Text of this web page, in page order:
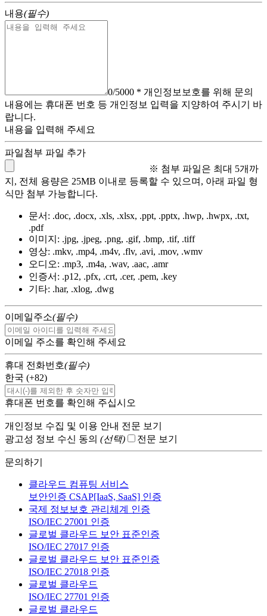
내용(필수)
0/5000 * 개인정보보호를 위해 문의
내용에는 휴대폰 번호 등 개인정보 입력을 지양하여 주시기 바
랍니다.
내용을 입력해 주세요
파일첨부 파일 추가
※ 첨부 파일은 최대 5개까
지, 전체 용량은 25MB 이내로 등록할 수 있으며, 아래 파일 형
식만 첨부 가능합니다.
문서: .doc, .docx, .xls, .xlsx, .ppt, .pptx, .hwp, .hwpx, .txt,
.pdf
이미지: .jpg, .jpeg, .png, .gif, .bmp, .tif, .tiff
영상: .mkv, .mp4, .m4v, .flv, .avi, .mov, .wmv
오디오: .mp3, .m4a, .wav, .aac, .amr
인증서: .p12, .pfx, .crt, .cer, .pem, .key
기타: .har, .xlog, .dwg
이메일주소(필수)
이메일 주소를 확인해 주세요
휴대 전화번호(필수)
한국 (+82)
휴대폰 번호를 확인해 주십시오
개인정보 수집 및 이용 안내 전문 보기
광고성 정보 수신 동의 (선택) 전문 보기
문의하기
클라우드 컴퓨팅 서비스
보안인증 CSAP[IaaS, SaaS] 인증
국제 정보보호 관리체계 인증
ISO/IEC 27001 인증
글로벌 클라우드 보안 표준인증
ISO/IEC 27017 인증
글로벌 클라우드 보안 표준인증
ISO/IEC 27018 인증
글로벌 클라우드
ISO/IEC 27701 인증
글로벌 클라우드